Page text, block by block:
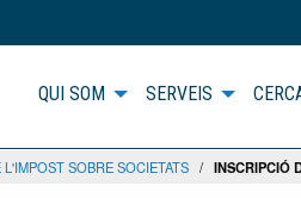
QUI SOM SERVEIS
SOBRE SOCIETATS / INSCRIPCIÓ